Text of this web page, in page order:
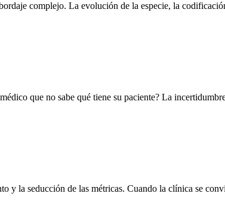
complejo. La evolución de la especie, la
que no sabe qué tiene su paciente? La
y la seducción de las métricas. Cuando la clínica se